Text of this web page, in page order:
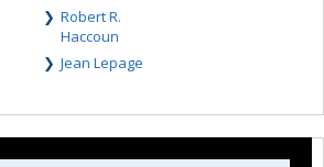
Robert R.
Haccoun
Jean Lepage